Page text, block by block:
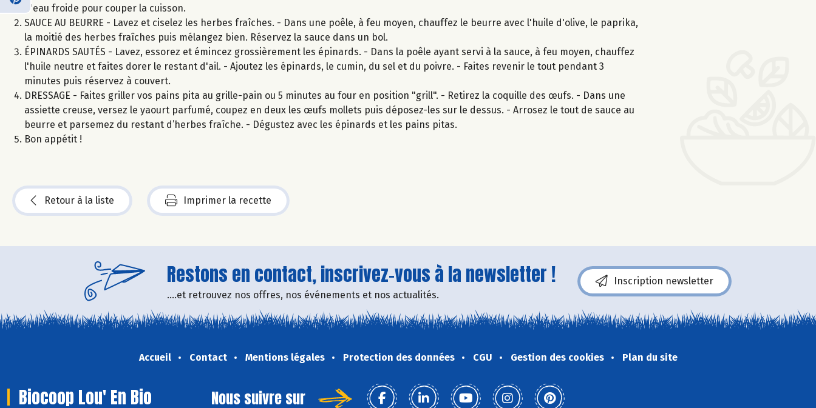
d'eau froide pour couper la cuisson.
SAUCE AU BEURRE - Lavez et ciselez les herbes fraîches. - Dans une poêle, à feu moyen, chauffez le beurre avec l'huile d'olive, le paprika,
la moitié des herbes fraîches puis mélangez bien. Réservez la sauce dans un bol.
ÉPINARDS SAUTÉS - Lavez, essorez et émincez grossièrement les épinards. - Dans la poêle ayant servi à la sauce, à feu moyen, chauffez
l'huile neutre et faites dorer le restant d'ail. - Ajoutez les épinards, le cumin, du sel et du poivre. - Faites revenir le tout pendant 3
minutes puis réservez à couvert.
DRESSAGE - Faites griller vos pains pita au grille-pain ou 5 minutes au four en position "grill". - Retirez la coquille des œufs. - Dans une
assiette creuse, versez le yaourt parfumé, coupez en deux les œufs mollets puis déposez-les sur le dessus. - Arrosez le tout de sauce au
beurre et parsemez du restant d’herbes fraîche. - Dégustez avec les épinards et les pains pitas.
Bon appétit !
Retour à la liste Imprimer la recette
Restons en contact, inscrivez-vous à la newsletter !
....et retrouvez nos offres, nos événements et nos actualités.
Inscription newsletter
Accueil Contact Mentions légales Protection des données CGU Gestion des cookies Plan du site
Biocoop Lou' En Bio Nous suivre sur